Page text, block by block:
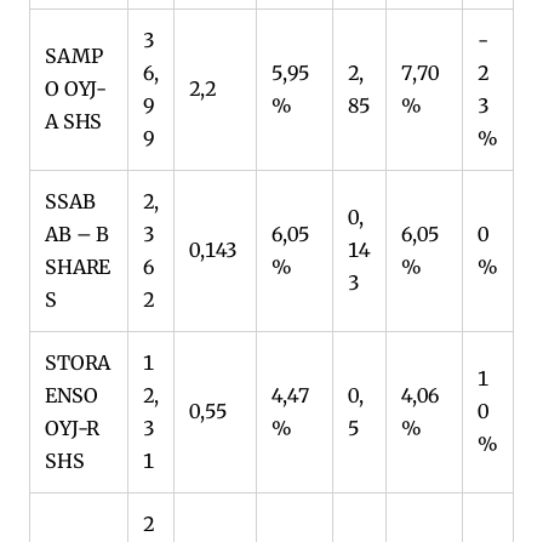
SAMP
O OYJ-
A SHS
3
6,
9
9
2,2
5,95
%
2,
85
7,70
%
-
2
3
%
SSAB
AB – B
SHARE
S
2,
3
6
2
0,143
6,05
%
0,
14
3
6,05
%
0
%
STORA
ENSO
OYJ-R
SHS
1
2,
3
1
0,55
4,47
%
0,
5
4,06
%
1
0
%
2